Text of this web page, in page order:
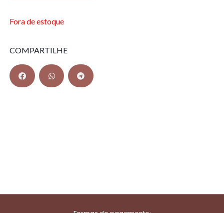
Fora de estoque
COMPARTILHE